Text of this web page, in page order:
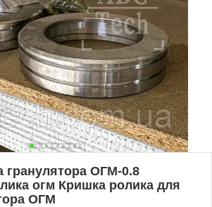
гранулятора ОГМ-0.8
огм Кришка ролика для
ОГМ